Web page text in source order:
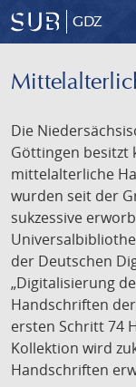
GDZ
Die
Göttingen besitzt
mittelalterliche
wurden seit der
sukzessive
der Deutschen
„Digitalisierung
Handschriften
ersten Schritt 74
Kollektion wird
Handschriften